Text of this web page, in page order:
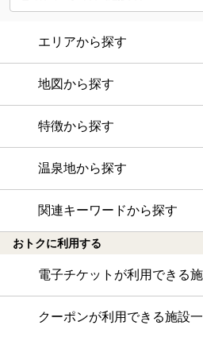
エリアから探す
地図から探す
特徴から探す
温泉地から探す
関連キーワードから探す
おトクに利用する
電子チケットが利用できる
クーポンが利用できる施設